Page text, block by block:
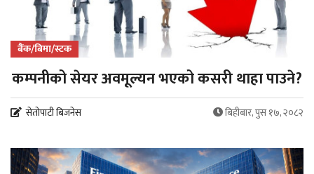
बैंक/बिमा/स्टक
कम्पनीको सेयर अवमूल्यन भएको कसरी थाहा पाउने?
सेतोपाटी बिजनेस बिहीबार, पुस १७, २०८२